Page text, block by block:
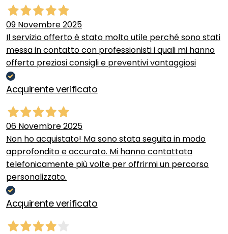
09 Novembre 2025
Il servizio offerto è stato molto utile perché sono stati
messa in contatto con professionisti i quali mi hanno
offerto preziosi consigli e preventivi vantaggiosi
Acquirente verificato
06 Novembre 2025
Non ho acquistato! Ma sono stata seguita in modo
approfondito e accurato. Mi hanno contattata
telefonicamente più volte per offrirmi un percorso
personalizzato.
Acquirente verificato